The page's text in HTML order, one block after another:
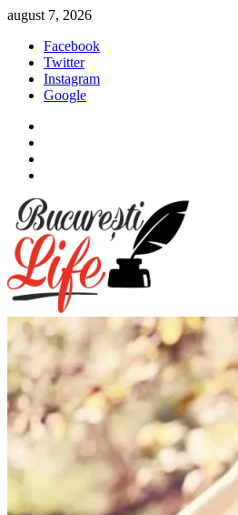
Sari
conținut
august 7, 2026
Facebook
Twitter
Instagram
Google